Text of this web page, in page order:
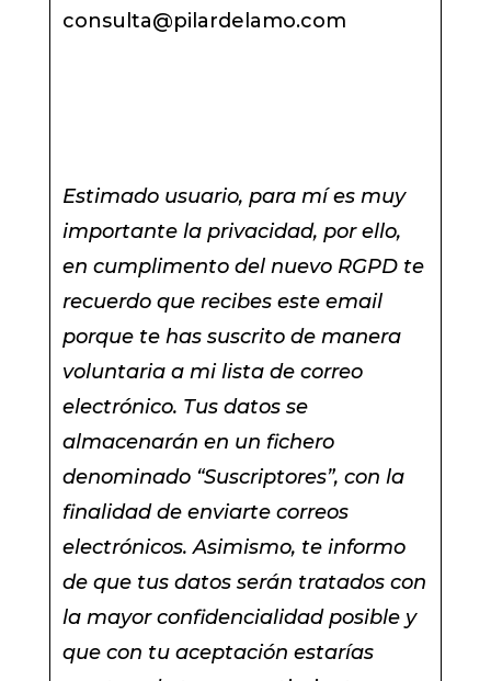
consulta@pilardelamo.com
Estimado usuario, para mí es muy
importante la privacidad, por ello,
en cumplimento del nuevo RGPD te
recuerdo que recibes este email
porque te has suscrito de manera
voluntaria a mi lista de correo
electrónico. Tus datos se
almacenarán en un fichero
denominado “Suscriptores”, con la
finalidad de enviarte correos
electrónicos. Asimismo, te informo
de que tus datos serán tratados con
la mayor confidencialidad posible y
que con tu aceptación estarías